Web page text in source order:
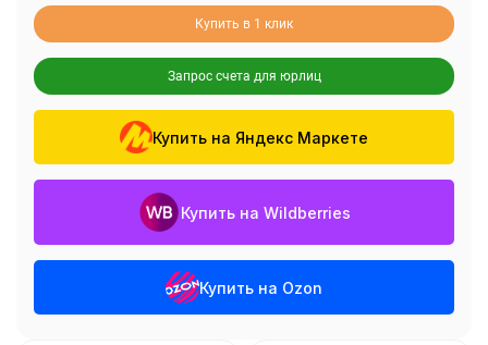
Купить в 1 клик
Запрос счета для юрлиц
Купить на Яндекс Маркете
Купить на Wildberries
Купить на Ozon